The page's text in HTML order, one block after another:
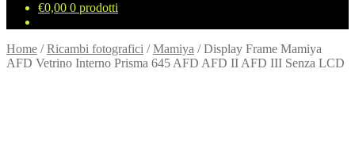
€0,00 0 prodotti
Home /Ricambi fotografici /Mamiya /Display Frame Mamiya
AFD Vetrino Interno Prisma 645 AFD AFD II AFD III Senza LCD